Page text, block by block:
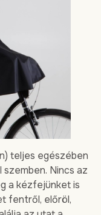
teljes egészében
Nincs az
a kézfejünket is
fentről, előröl,